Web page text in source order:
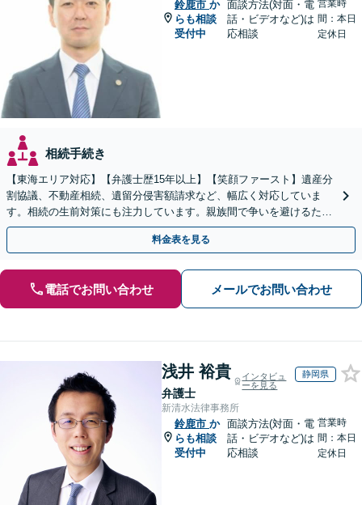
鈴鹿市 か
らも相談
受付中
面談方法(対面・電
話・ビデオなど)は
応相談
営業時
間：本日
定休日
相続手続き
【東海エリア対応】【弁護士歴15年以上】【笑顔ファースト】遺産分
割協議、不動産相続、遺留分侵害額請求など、幅広く対応していま
す。相続の生前対策にも注力しています。親族間で争いを避けるため
にも、お早めにご相談ください。【初回面談無料】
料金表を見る
電話でお問い合わせ メールでお問い合わせ
浅井 裕貴
弁護士
インタビュ
ーを見る
静岡県
新清水法律事務所
鈴鹿市 か
らも相談
受付中
面談方法(対面・電
話・ビデオなど)は
応相談
営業時
間：本日
定休日